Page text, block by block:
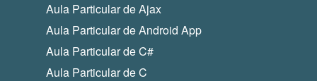
Aula Particular de Ajax
Aula Particular de Android App
Aula Particular de C#
Aula Particular de C